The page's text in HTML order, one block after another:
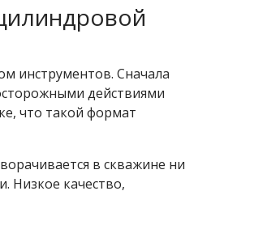
инструментов. Сначала
действиями
что такой формат
в скважине ни
Низкое качество,